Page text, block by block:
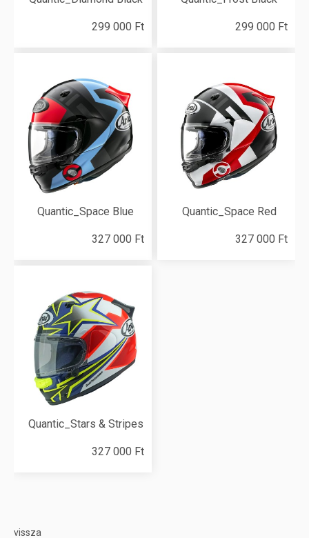
299 000 Ft 299 000 Ft
Quantic_Space Blue
327 000 Ft
Quantic_Space Red
327 000 Ft
Quantic_Stars & Stripes
327 000 Ft
vissza